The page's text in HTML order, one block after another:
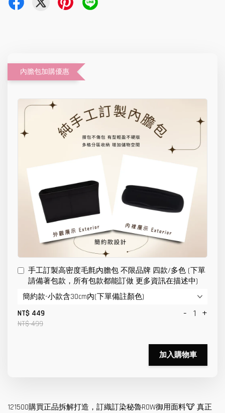
內膽包加購優惠
手工訂製高密度毛氈內膽包 不限品牌 四款/多色 (下單
請備著包款，所有包款都能訂做 更多資訊在描述中)
NT$ 449
NT$ 499
- +
加入購物車
121500購買正品拆解打造，訂織訂染秘魯ROW御用面料🐮 真正